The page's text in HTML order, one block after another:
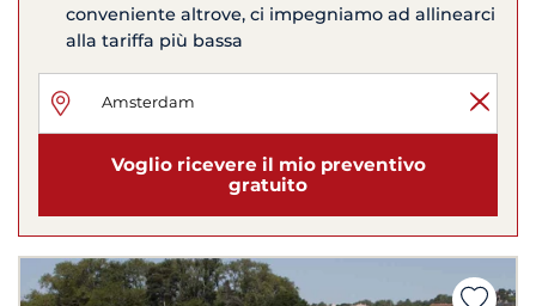
conveniente altrove, ci impegniamo ad allinearci
alla tariffa più bassa
Voglio ricevere il mio preventivo
gratuito